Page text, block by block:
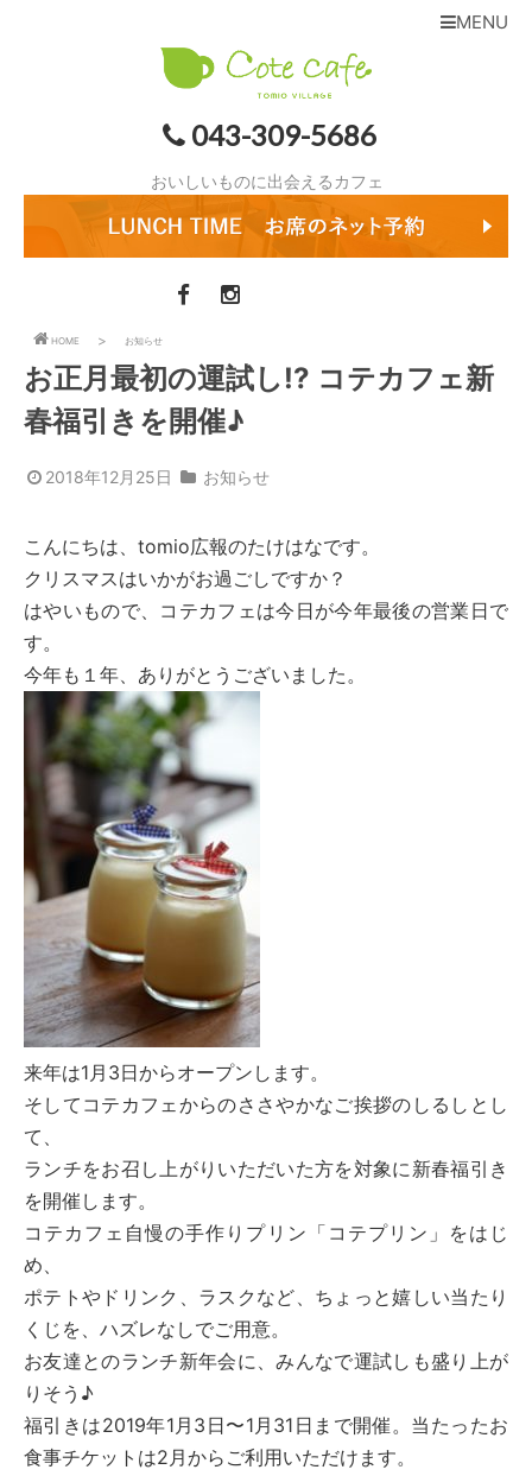
043-309-5686
おいしいものに出会えるカフェ
MENU
HOME お知らせ
お正月最初の運試し!? コテカフェ新
春福引きを開催♪
2018年12月25日 お知らせ
こんにちは、tomio広報のたけはなです。
クリスマスはいかがお過ごしですか？
はやいもので、コテカフェは今日が今年最後の営業日で
す。
今年も１年、ありがとうございました。
来年は1月3日からオープンします。
そしてコテカフェからのささやかなご挨拶のしるしとし
て、
ランチをお召し上がりいただいた方を対象に新春福引き
を開催します。
コテカフェ自慢の手作りプリン「コテプリン」をはじ
め、
ポテトやドリンク、ラスクなど、ちょっと嬉しい当たり
くじを、ハズレなしでご用意。
お友達とのランチ新年会に、みんなで運試しも盛り上が
りそう♪
福引きは2019年1月3日〜1月31日まで開催。当たったお
食事チケットは2月からご利用いただけます。